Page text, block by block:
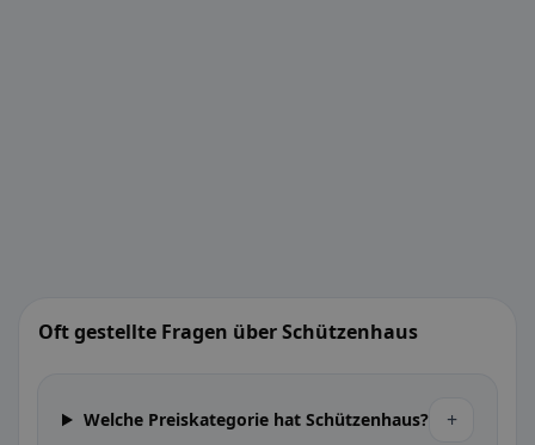
Oft gestellte Fragen über Schützenhaus
Welche Preiskategorie hat Schützenhaus? +